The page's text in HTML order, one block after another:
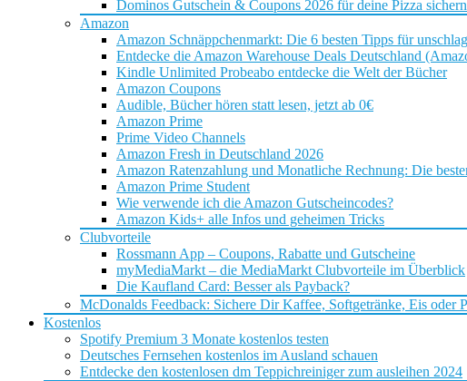
Dominos Gutschein & Coupons 2026 für deine Pizza
Amazon
Amazon Schnäppchenmarkt: Die 6 besten Tipps für
Entdecke die Amazon Warehouse Deals Deutschland
Kindle Unlimited Probeabo entdecke die Welt der Bücher
Amazon Coupons
Audible, Bücher hören statt lesen, jetzt ab 0€
Amazon Prime
Prime Video Channels
Amazon Fresh in Deutschland 2026
Amazon Ratenzahlung und Monatliche Rechnung: Die
Amazon Prime Student
Wie verwende ich die Amazon Gutscheincodes?
Amazon Kids+ alle Infos und geheimen Tricks
Clubvorteile
Rossmann App – Coupons, Rabatte und Gutscheine
myMediaMarkt – die MediaMarkt Clubvorteile im Überblick
Die Kaufland Card: Besser als Payback?
McDonalds Feedback: Sichere Dir Kaffee, Softgetränke, Eis oder
Kostenlos
Spotify Premium 3 Monate kostenlos testen
Deutsches Fernsehen kostenlos im Ausland schauen
Entdecke den kostenlosen dm Teppichreiniger zum ausleihen 2024